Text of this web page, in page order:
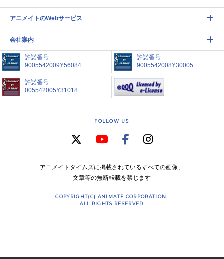
アニメイトのWebサービス
会社案内
許諾番号
9005542009Y56084
許諾番号
9005542008Y30005
許諾番号
005542005Y31018
FOLLOW US
アニメイトタイムズに掲載されているすべての画像、
文章等の無断転載を禁じます
COPYRIGHT(C) ANIMATE CORPORATION.
ALL RIGHTS RESERVED